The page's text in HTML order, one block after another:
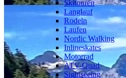
Skitouren
Langlauf
Rodeln
Laufen
Nordic Walking
Inlineskates
Motorrad
ATV-Quad
Sightseeing